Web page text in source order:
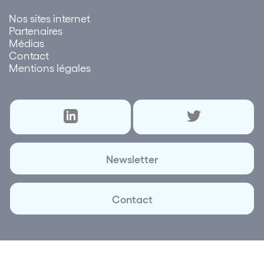
Nos sites internet
Partenaires
Médias
Contact
Mentions légales
Newsletter
Contact